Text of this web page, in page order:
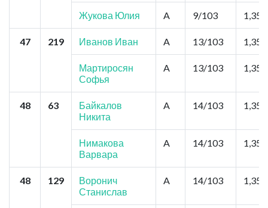
Жукова Юлия A 9/103 1,35
47 219 Иванов Иван A 13/103 1,35
Мартиросян
Софья
A 13/103 1,35
48 63
Байкалов
Никита
A 14/103 1,35
Нимакова
Варвара
A 14/103 1,35
48 129
Воронич
Станислав
A 14/103 1,35